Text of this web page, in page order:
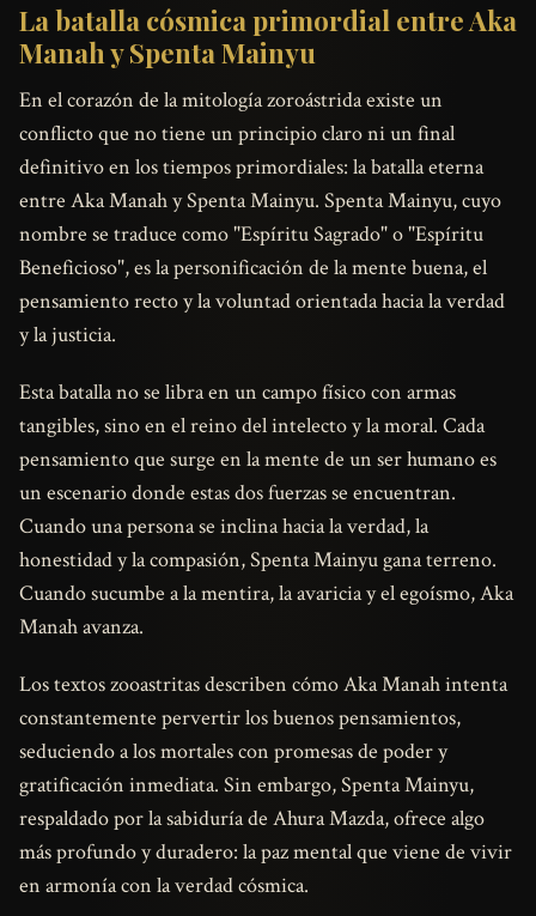
La batalla cósmica primordial entre Aka
Manah y Spenta Mainyu
En el corazón de la mitología zoroástrida existe un
conflicto que no tiene un principio claro ni un final
definitivo en los tiempos primordiales: la batalla eterna
entre Aka Manah y Spenta Mainyu. Spenta Mainyu, cuyo
nombre se traduce como "Espíritu Sagrado" o "Espíritu
Beneficioso", es la personificación de la mente buena, el
pensamiento recto y la voluntad orientada hacia la verdad
y la justicia.
Esta batalla no se libra en un campo físico con armas
tangibles, sino en el reino del intelecto y la moral. Cada
pensamiento que surge en la mente de un ser humano es
un escenario donde estas dos fuerzas se encuentran.
Cuando una persona se inclina hacia la verdad, la
honestidad y la compasión, Spenta Mainyu gana terreno.
Cuando sucumbe a la mentira, la avaricia y el egoísmo, Aka
Manah avanza.
Los textos zooastritas describen cómo Aka Manah intenta
constantemente pervertir los buenos pensamientos,
seduciendo a los mortales con promesas de poder y
gratificación inmediata. Sin embargo, Spenta Mainyu,
respaldado por la sabiduría de Ahura Mazda, ofrece algo
más profundo y duradero: la paz mental que viene de vivir
en armonía con la verdad cósmica.